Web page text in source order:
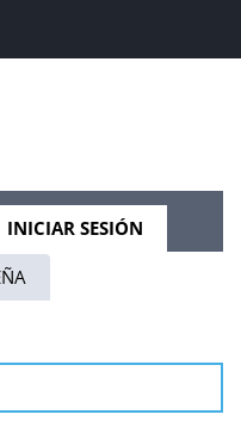
INICIAR SESIÓN
ACTIVA)